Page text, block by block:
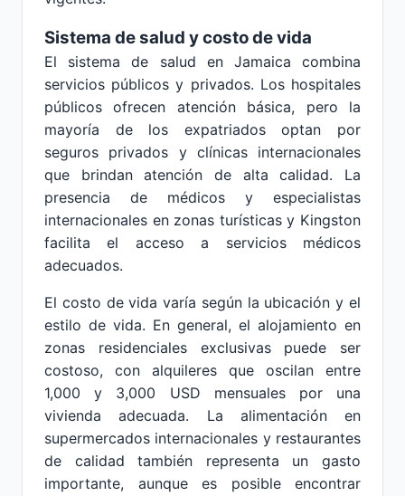
Sistema de salud y costo de vida
El sistema de salud en Jamaica combina
servicios públicos y privados. Los hospitales
públicos ofrecen atención básica, pero la
mayoría de los expatriados optan por
seguros privados y clínicas internacionales
que brindan atención de alta calidad. La
presencia de médicos y especialistas
internacionales en zonas turísticas y Kingston
facilita el acceso a servicios médicos
adecuados.
El costo de vida varía según la ubicación y el
estilo de vida. En general, el alojamiento en
zonas residenciales exclusivas puede ser
costoso, con alquileres que oscilan entre
1,000 y 3,000 USD mensuales por una
vivienda adecuada. La alimentación en
supermercados internacionales y restaurantes
de calidad también representa un gasto
importante, aunque es posible encontrar